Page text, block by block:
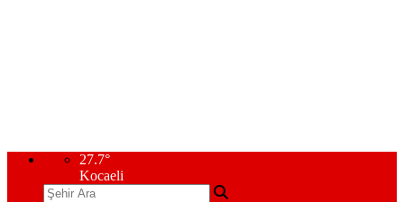
27.7°
Kocaeli